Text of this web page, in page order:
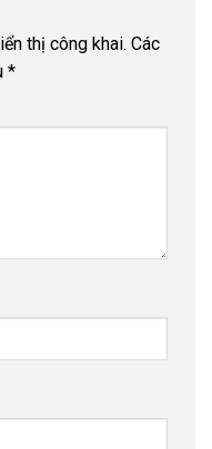
thị công khai. Các
*